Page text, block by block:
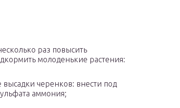
раз повысить
молоденькие растения:
высадки черенков: внести под
аммония;